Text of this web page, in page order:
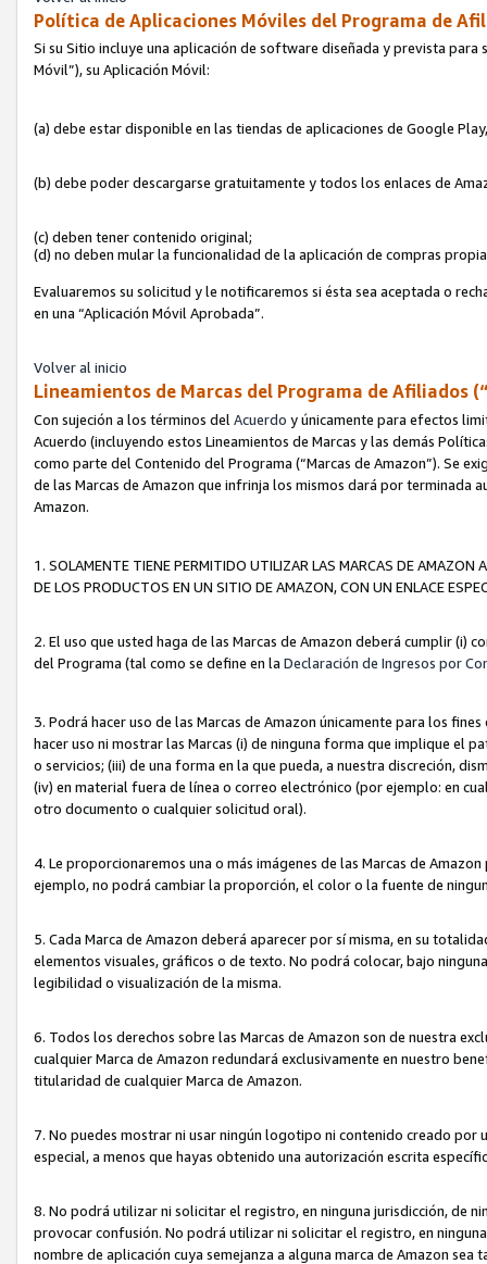
Política de Aplicaciones Móviles del Programa de
Si su Sitio incluye una aplicación de software diseñada y prevista
Móvil”), su Aplicación Móvil:
(a) debe estar disponible en las tiendas de aplicaciones de Google
(b) debe poder descargarse gratuitamente y todos los enlaces de
(c) deben tener contenido original;
(d) no deben mular la funcionalidad de la aplicación de compras
Evaluaremos su solicitud y le notificaremos si ésta sea aceptada o
en una “Aplicación Móvil Aprobada”.
Volver al inicio
Lineamientos de Marcas del Programa de Afiliados
Con sujeción a los términos del Acuerdo y únicamente para efectos
Acuerdo (incluyendo estos Lineamientos de Marcas y las demás
como parte del Contenido del Programa (“Marcas de Amazon”). Se
de las Marcas de Amazon que infrinja los mismos dará por terminada
Amazon.
1. SOLAMENTE TIENE PERMITIDO UTILIZAR LAS MARCAS DE
DE LOS PRODUCTOS EN UN SITIO DE AMAZON, CON UN ENLACE
2. El uso que usted haga de las Marcas de Amazon deberá cumplir (i)
del Programa (tal como se define en la Declaración de Ingresos por
3. Podrá hacer uso de las Marcas de Amazon únicamente para los
hacer uso ni mostrar las Marcas (i) de ninguna forma que implique el
o servicios; (iii) de una forma en la que pueda, a nuestra discreción,
(iv) en material fuera de línea o correo electrónico (por ejemplo: en
otro documento o cualquier solicitud oral).
4. Le proporcionaremos una o más imágenes de las Marcas de
ejemplo, no podrá cambiar la proporción, el color o la fuente de
5. Cada Marca de Amazon deberá aparecer por sí misma, en su
elementos visuales, gráficos o de texto. No podrá colocar, bajo
legibilidad o visualización de la misma.
6. Todos los derechos sobre las Marcas de Amazon son de nuestra
cualquier Marca de Amazon redundará exclusivamente en nuestro
titularidad de cualquier Marca de Amazon.
7. No puedes mostrar ni usar ningún logotipo ni contenido creado por
especial, a menos que hayas obtenido una autorización escrita
8. No podrá utilizar ni solicitar el registro, en ninguna jurisdicción, de
provocar confusión. No podrá utilizar ni solicitar el registro, en
nombre de aplicación cuya semejanza a alguna marca de Amazon